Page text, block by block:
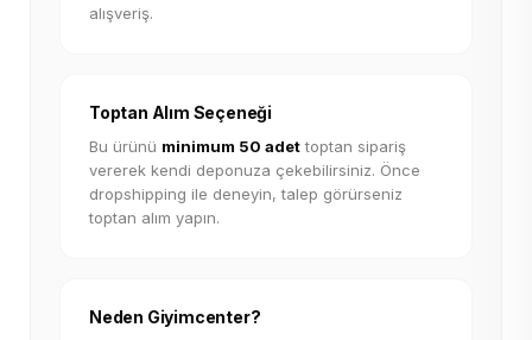
alışveriş.
Toptan Alım Seçeneği
Bu ürünü minimum 50 adettoptan sipariş
vererek kendi deponuza çekebilirsiniz. Önce
dropshipping ile deneyin, talep görürseniz
toptan alım yapın.
Neden Giyimcenter?